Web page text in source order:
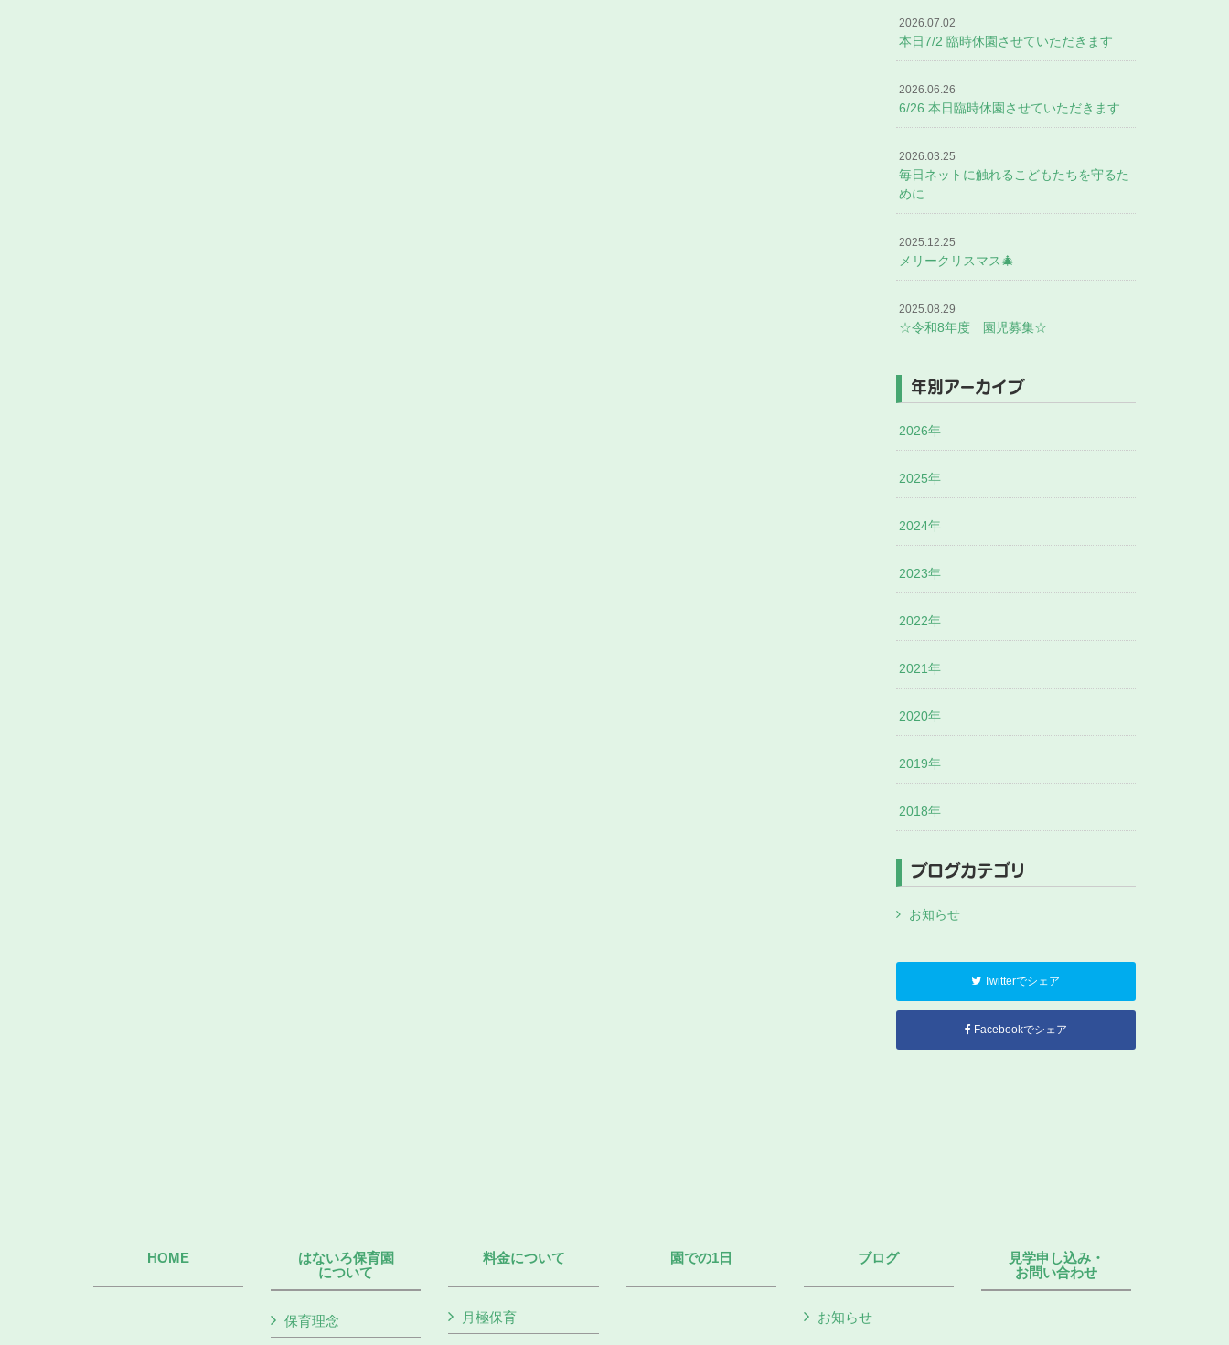
2026.07.02
本日7/2 臨時休園させていただきます
2026.06.26
6/26 本日臨時休園させていただきます
2026.03.25
毎日ネットに触れるこどもたちを守るた
めに
2025.12.25
メリークリスマス🎄
2025.08.29
☆令和8年度 園児募集☆
年別アーカイブ
2026年
2025年
2024年
2023年
2022年
2021年
2020年
2019年
2018年
ブログカテゴリ
お知らせ
Twitterでシェア
Facebookでシェア
HOME
はないろ保育園
について
保育理念
料金について
月極保育
園での1日 ブログ
お知らせ
見学申し込み・
お問い合わせ